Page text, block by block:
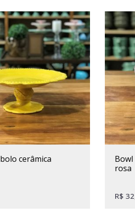
bowl cerâmica flores branco e
rosa
R$